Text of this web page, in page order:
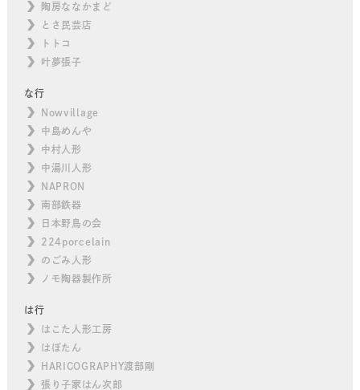
陶房ななかまど
とさ民芸店
トトコ
叶夢張子
な行
Nowvillage
中島めんや
中村人形
中湯川人形
NAPRON
南部鉄器
日本野鳥の会
224porcelain
のごみ人形
ノモ陶器製作所
は行
はこた人形工房
はぼたん
HARICOGRAPHY渡部剛
張り子家はん次郎